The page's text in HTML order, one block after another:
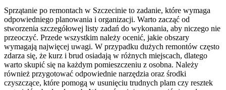
Sprzątanie po remontach w Szczecinie to zadanie, które wymaga
odpowiedniego planowania i organizacji. Warto zacząć od
stworzenia szczegółowej listy zadań do wykonania, aby niczego nie
przeoczyć. Przede wszystkim należy ocenić, jakie obszary
wymagają najwięcej uwagi. W przypadku dużych remontów często
zdarza się, że kurz i brud osiadają w różnych miejscach, dlatego
warto skupić się na każdym pomieszczeniu z osobna. Należy
również przygotować odpowiednie narzędzia oraz środki
czyszczące, które pomogą w usunięciu trudnych plam czy resztek